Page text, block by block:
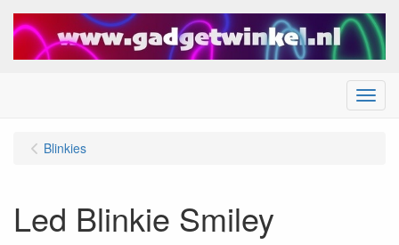
Menu
Blinkies
Led Blinkie Smiley